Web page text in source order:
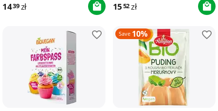
1439 zł 1552 zł
Save 10%